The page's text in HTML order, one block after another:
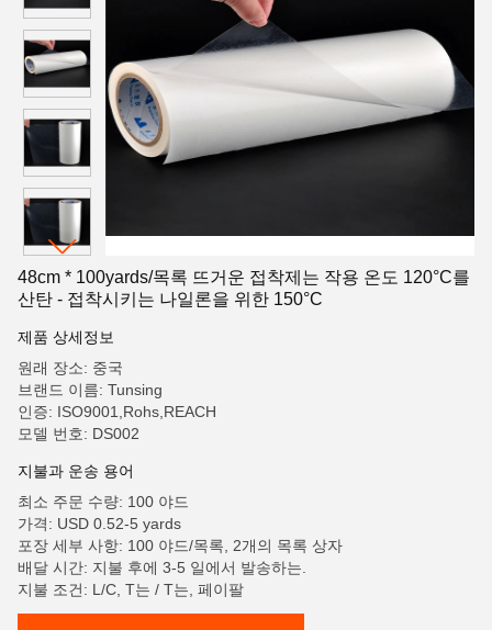
48cm * 100yards/목록 뜨거운 접착제는 작용 온도 120°C를
산탄 - 접착시키는 나일론을 위한 150°C
제품 상세정보
원래 장소: 중국
브랜드 이름: Tunsing
인증: ISO9001,Rohs,REACH
모델 번호: DS002
지불과 운송 용어
최소 주문 수량: 100 야드
가격: USD 0.52-5 yards
포장 세부 사항: 100 야드/목록, 2개의 목록 상자
배달 시간: 지불 후에 3-5 일에서 발송하는.
지불 조건: L/C, T는 / T는, 페이팔